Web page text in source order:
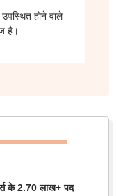
होने वाले
है।
के 2.70 लाख+ पद